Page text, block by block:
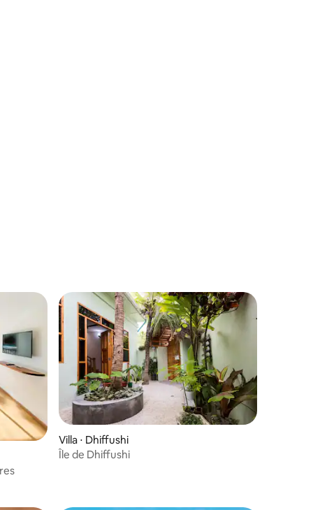
Villa ⋅ Dhiffushi
Île de Dhiffushi